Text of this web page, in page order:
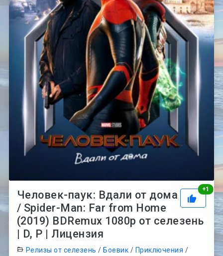
+1
Человек-паук: Вдали от дома
/ Spider-Man: Far from Home
(2019) BDRemux 1080p от селезень
| D, P | Лицензия
Релизы от селезень / Боевик / Приключения /